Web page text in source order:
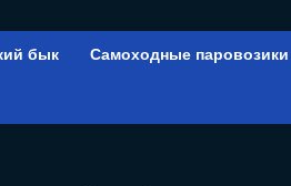
бык Самоходные паровозики